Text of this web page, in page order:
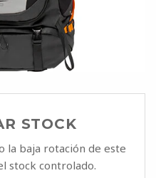
STOCK
la baja rotación de este
stock controlado.